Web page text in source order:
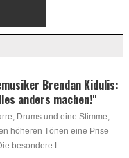
Brendan Kidulis:
anders machen!"
Drums und eine Stimme,
höheren Tönen eine Prise
besondere L...